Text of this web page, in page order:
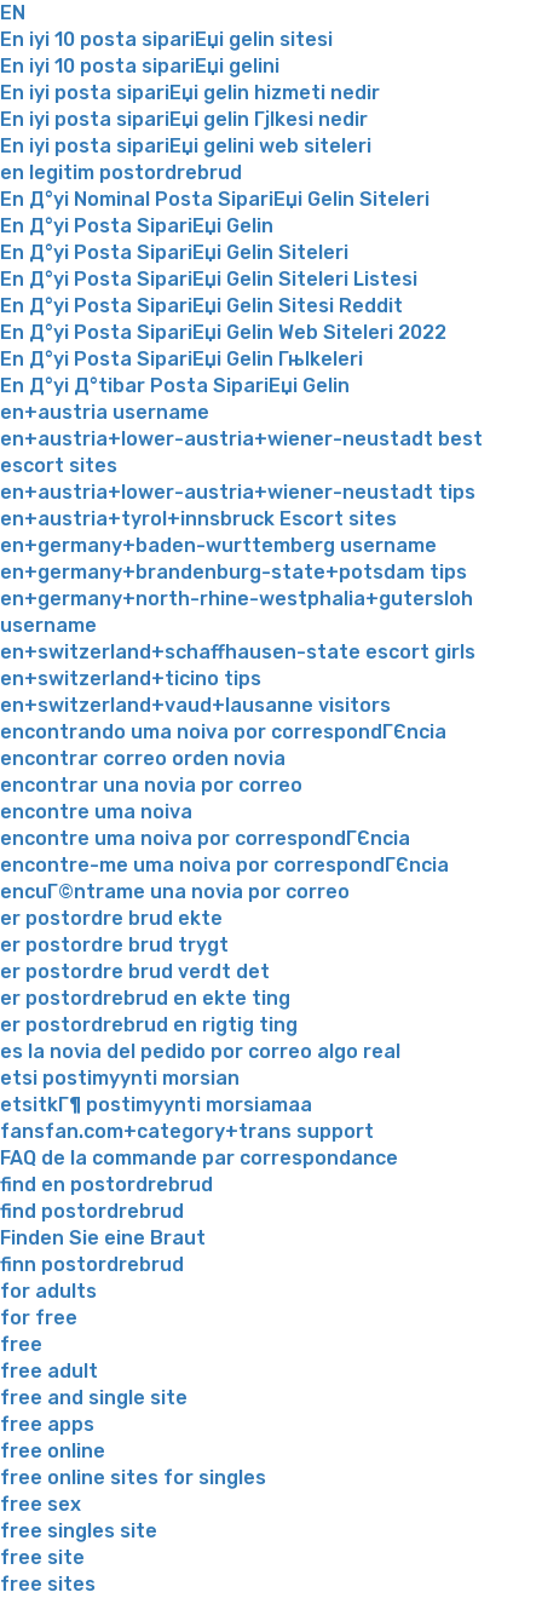
EN
En iyi 10 posta sipariЕџi gelin sitesi
En iyi 10 posta sipariЕџi gelini
En iyi posta sipariЕџi gelin hizmeti nedir
En iyi posta sipariЕџi gelin Гјlkesi nedir
En iyi posta sipariЕџi gelini web siteleri
en legitim postordrebrud
En Д°yi Nominal Posta SipariЕџi Gelin Siteleri
En Д°yi Posta SipariЕџi Gelin
En Д°yi Posta SipariЕџi Gelin Siteleri
En Д°yi Posta SipariЕџi Gelin Siteleri Listesi
En Д°yi Posta SipariЕџi Gelin Sitesi Reddit
En Д°yi Posta SipariЕџi Gelin Web Siteleri 2022
En Д°yi Posta SipariЕџi Gelin Гњlkeleri
En Д°yi Д°tibar Posta SipariЕџi Gelin
en+austria username
en+austria+lower-austria+wiener-neustadt best
escort sites
en+austria+lower-austria+wiener-neustadt tips
en+austria+tyrol+innsbruck Escort sites
en+germany+baden-wurttemberg username
en+germany+brandenburg-state+potsdam tips
en+germany+north-rhine-westphalia+gutersloh
username
en+switzerland+schaffhausen-state escort girls
en+switzerland+ticino tips
en+switzerland+vaud+lausanne visitors
encontrando uma noiva por correspondГЄncia
encontrar correo orden novia
encontrar una novia por correo
encontre uma noiva
encontre uma noiva por correspondГЄncia
encontre-me uma noiva por correspondГЄncia
encuГ©ntrame una novia por correo
er postordre brud ekte
er postordre brud trygt
er postordre brud verdt det
er postordrebrud en ekte ting
er postordrebrud en rigtig ting
es la novia del pedido por correo algo real
etsi postimyynti morsian
etsitkГ¶ postimyynti morsiamaa
fansfan.com+category+trans support
FAQ de la commande par correspondance
find en postordrebrud
find postordrebrud
Finden Sie eine Braut
finn postordrebrud
for adults
for free
free
free adult
free and single site
free apps
free online
free online sites for singles
free sex
free singles site
free site
free sites